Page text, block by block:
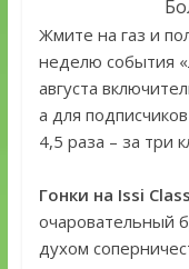
Жмите на газ и
неделю события
августа
а для
4,5 раза – за три
Гонки на Issi
очаровательный
духом